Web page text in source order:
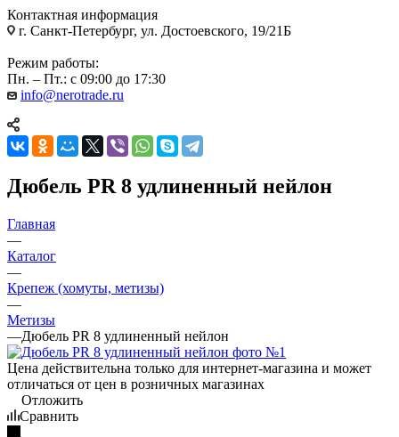
Контактная информация
г. Санкт-Петербург, ул. Достоевского, 19/21Б
Режим работы:
Пн. – Пт.: с 09:00 до 17:30
info@nerotrade.ru
Дюбель PR 8 удлиненный нейлон
Главная
—
Каталог
—
Крепеж (хомуты, метизы)
—
Метизы
—Дюбель PR 8 удлиненный нейлон
Цена действительна только для интернет-магазина и может
отличаться от цен в розничных магазинах
Отложить
Сравнить